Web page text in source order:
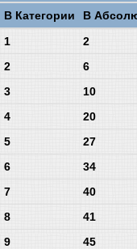
В Категории В
1 2
2 6
3 10
4 20
5 27
6 34
7 40
8 41
9 45